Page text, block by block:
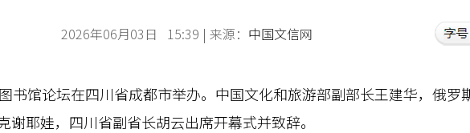
2026年06月03日 15:39 | 来源： 中国文信网
馆论坛在四川省成都市举办。中国文化和旅游部副部长王建华，俄罗
谢耶娃，四川省副省长胡云出席开幕式并致辞。